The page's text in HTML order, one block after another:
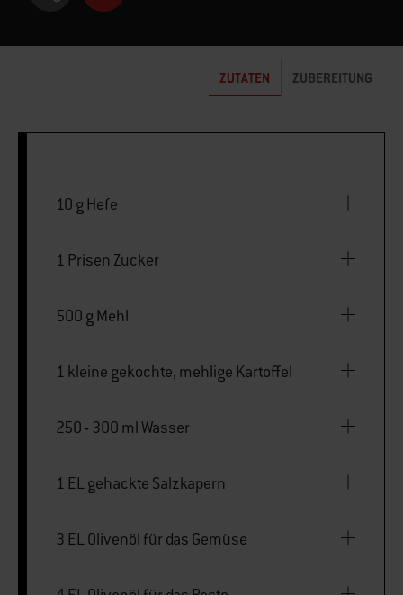
ZUTATEN ZUBEREITUNG
10 g Hefe
1 Prisen Zucker
500 g Mehl
1 kleine gekochte, mehlige Kartoffel
250 - 300 ml Wasser
1 EL gehackte Salzkapern
3 EL Olivenöl für das Gemüse